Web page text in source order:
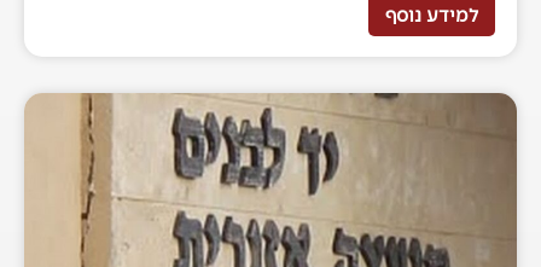
למידע נוסף